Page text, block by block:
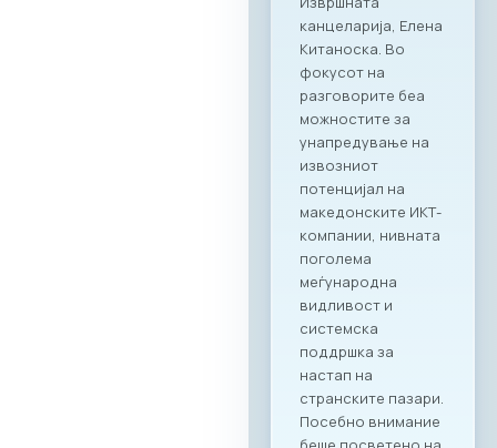
нови пазари и
воспоставување
директни
партнерства
помеѓу компаниите
од двете земји.
Програма на
настанот Настанот
ќе биде отворен со
обраќања на
високо
министерско и
амбасадорско
ниво, по што ќе
следува свечено
потпишување на
Меморандум за
соработка помеѓу
МАСИТ и SETPE.